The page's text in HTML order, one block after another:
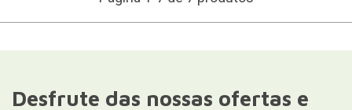
Desfrute das nossas ofertas e